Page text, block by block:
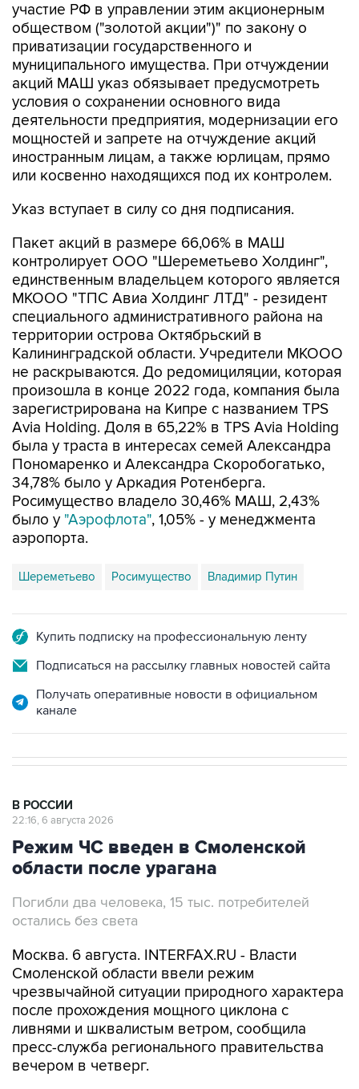
участие РФ в управлении этим акционерным
обществом ("золотой акции")" по закону о
приватизации государственного и
муниципального имущества. При отчуждении
акций МАШ указ обязывает предусмотреть
условия о сохранении основного вида
деятельности предприятия, модернизации его
мощностей и запрете на отчуждение акций
иностранным лицам, а также юрлицам, прямо
или косвенно находящихся под их контролем.
Указ вступает в силу со дня подписания.
Пакет акций в размере 66,06% в МАШ
контролирует ООО "Шереметьево Холдинг",
единственным владельцем которого является
МКООО "ТПС Авиа Холдинг ЛТД" - резидент
специального административного района на
территории острова Октябрьский в
Калининградской области. Учредители МКООО
не раскрываются. До редомициляции, которая
произошла в конце 2022 года, компания была
зарегистрирована на Кипре с названием TPS
Avia Holding. Доля в 65,22% в TPS Avia Holding
была у траста в интересах семей Александра
Пономаренко и Александра Скоробогатько,
34,78% было у Аркадия Ротенберга.
Росимущество владело 30,46% МАШ, 2,43%
было у "Аэрофлота", 1,05% - у менеджмента
аэропорта.
Шереметьево Росимущество Владимир Путин
Купить подписку на профессиональную ленту
Подписаться на рассылку главных новостей сайта
Получать оперативные новости в официальном
канале
В РОССИИ
22:16, 6 августа 2026
Режим ЧС введен в Смоленской
области после урагана
Погибли два человека, 15 тыс. потребителей
остались без света
Москва. 6 августа. INTERFAX.RU - Власти
Смоленской области ввели режим
чрезвычайной ситуации природного характера
после прохождения мощного циклона с
ливнями и шквалистым ветром, сообщила
пресс-служба регионального правительства
вечером в четверг.